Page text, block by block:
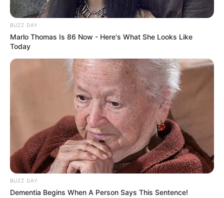
BUZZ DAY
Marlo Thomas Is 86 Now - Here's What She Looks Like
Today
BUZZ DAY
Dementia Begins When A Person Says This Sentence!